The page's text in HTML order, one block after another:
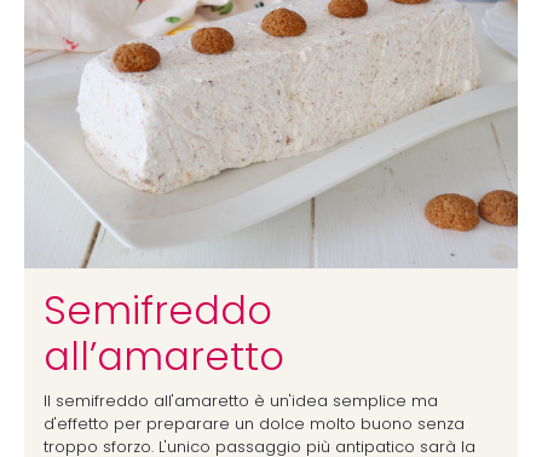
Semifreddo
all’amaretto
Il semifreddo all'amaretto è un'idea semplice ma
d'effetto per preparare un dolce molto buono senza
troppo sforzo. L'unico passaggio più antipatico sarà la